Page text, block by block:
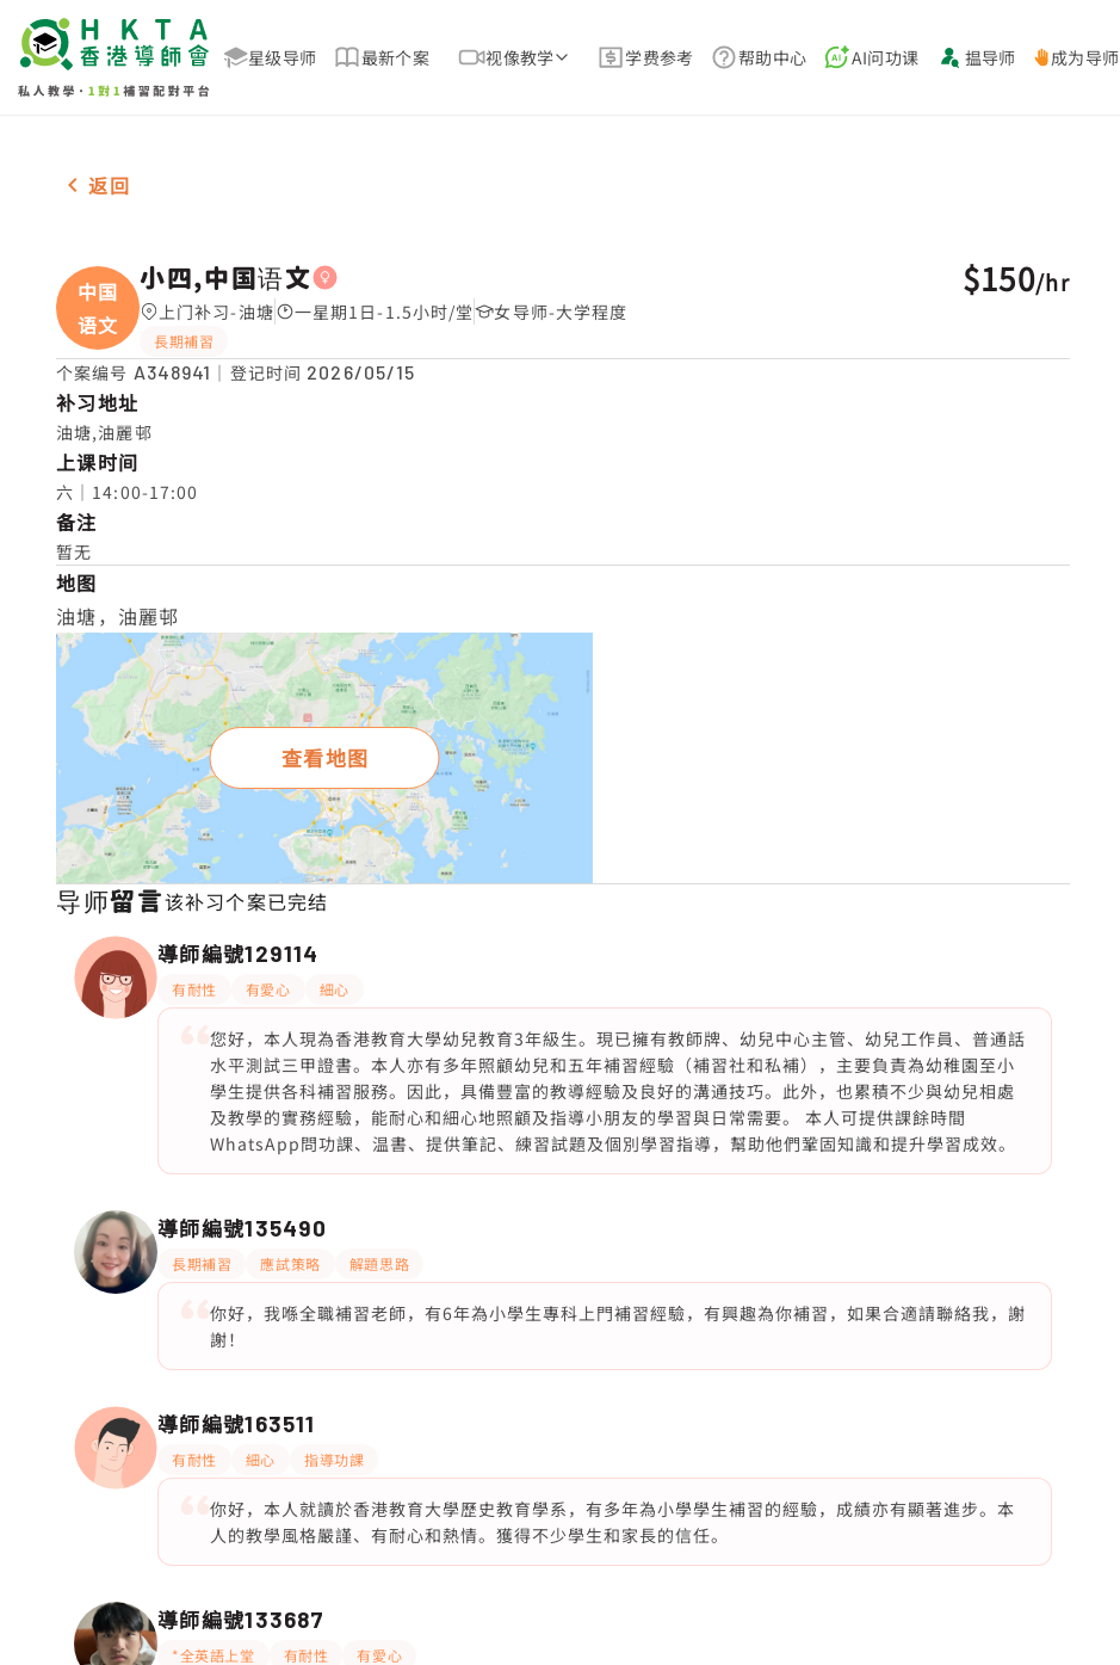
星级导师 最新个案 视像教学 学费参考 帮助中心 AI问功课 揾导师 成为导师
女-1名 小四,中国语文，油塘 补习推介
返回
中国
语文
小四,中国语文
上门补习-油塘 一星期1日-1.5小时/堂 女导师-大学程度
長期補習
$150/hr
个案编号 A348941 ｜登记时间 2026/05/15
补习地址
油塘,油麗邨
上课时间
六｜14:00-17:00
备注
暂无
地图
油塘，油麗邨
查看地图
导师留言该补习个案已完结
導師編號129114
有耐性 有愛心 細心
您好，本人現為香港教育大學幼兒教育3年級生。現已擁有教師牌、幼兒中心主管、幼兒工作員、普通話
水平測試三甲證書。本人亦有多年照顧幼兒和五年補習經驗（補習社和私補），主要負責為幼稚園至小
學生提供各科補習服務。因此，具備豐富的教導經驗及良好的溝通技巧。此外，也累積不少與幼兒相處
及教學的實務經驗，能耐心和細心地照顧及指導小朋友的學習與日常需要。 本人可提供課餘時間
WhatsApp問功課、温書、提供筆記、練習試題及個別學習指導，幫助他們鞏固知識和提升學習成效。
導師編號135490
長期補習 應試策略 解題思路
你好，我喺全職補習老師，有6年為小學生專科上門補習經驗，有興趣為你補習，如果合適請聯絡我，謝
謝！
導師編號163511
有耐性 細心 指導功課
你好，本人就讀於香港教育大學歷史教育學系，有多年為小學學生補習的經驗，成績亦有顯著進步。本
人的教學風格嚴謹、有耐心和熱情。獲得不少學生和家長的信任。
導師編號133687
*全英語上堂 有耐性 有愛心